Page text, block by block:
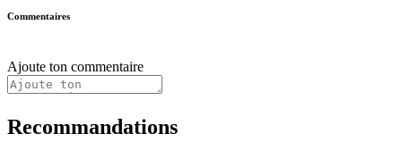
Commentaires
Ajoute ton commentaire
Recommandations